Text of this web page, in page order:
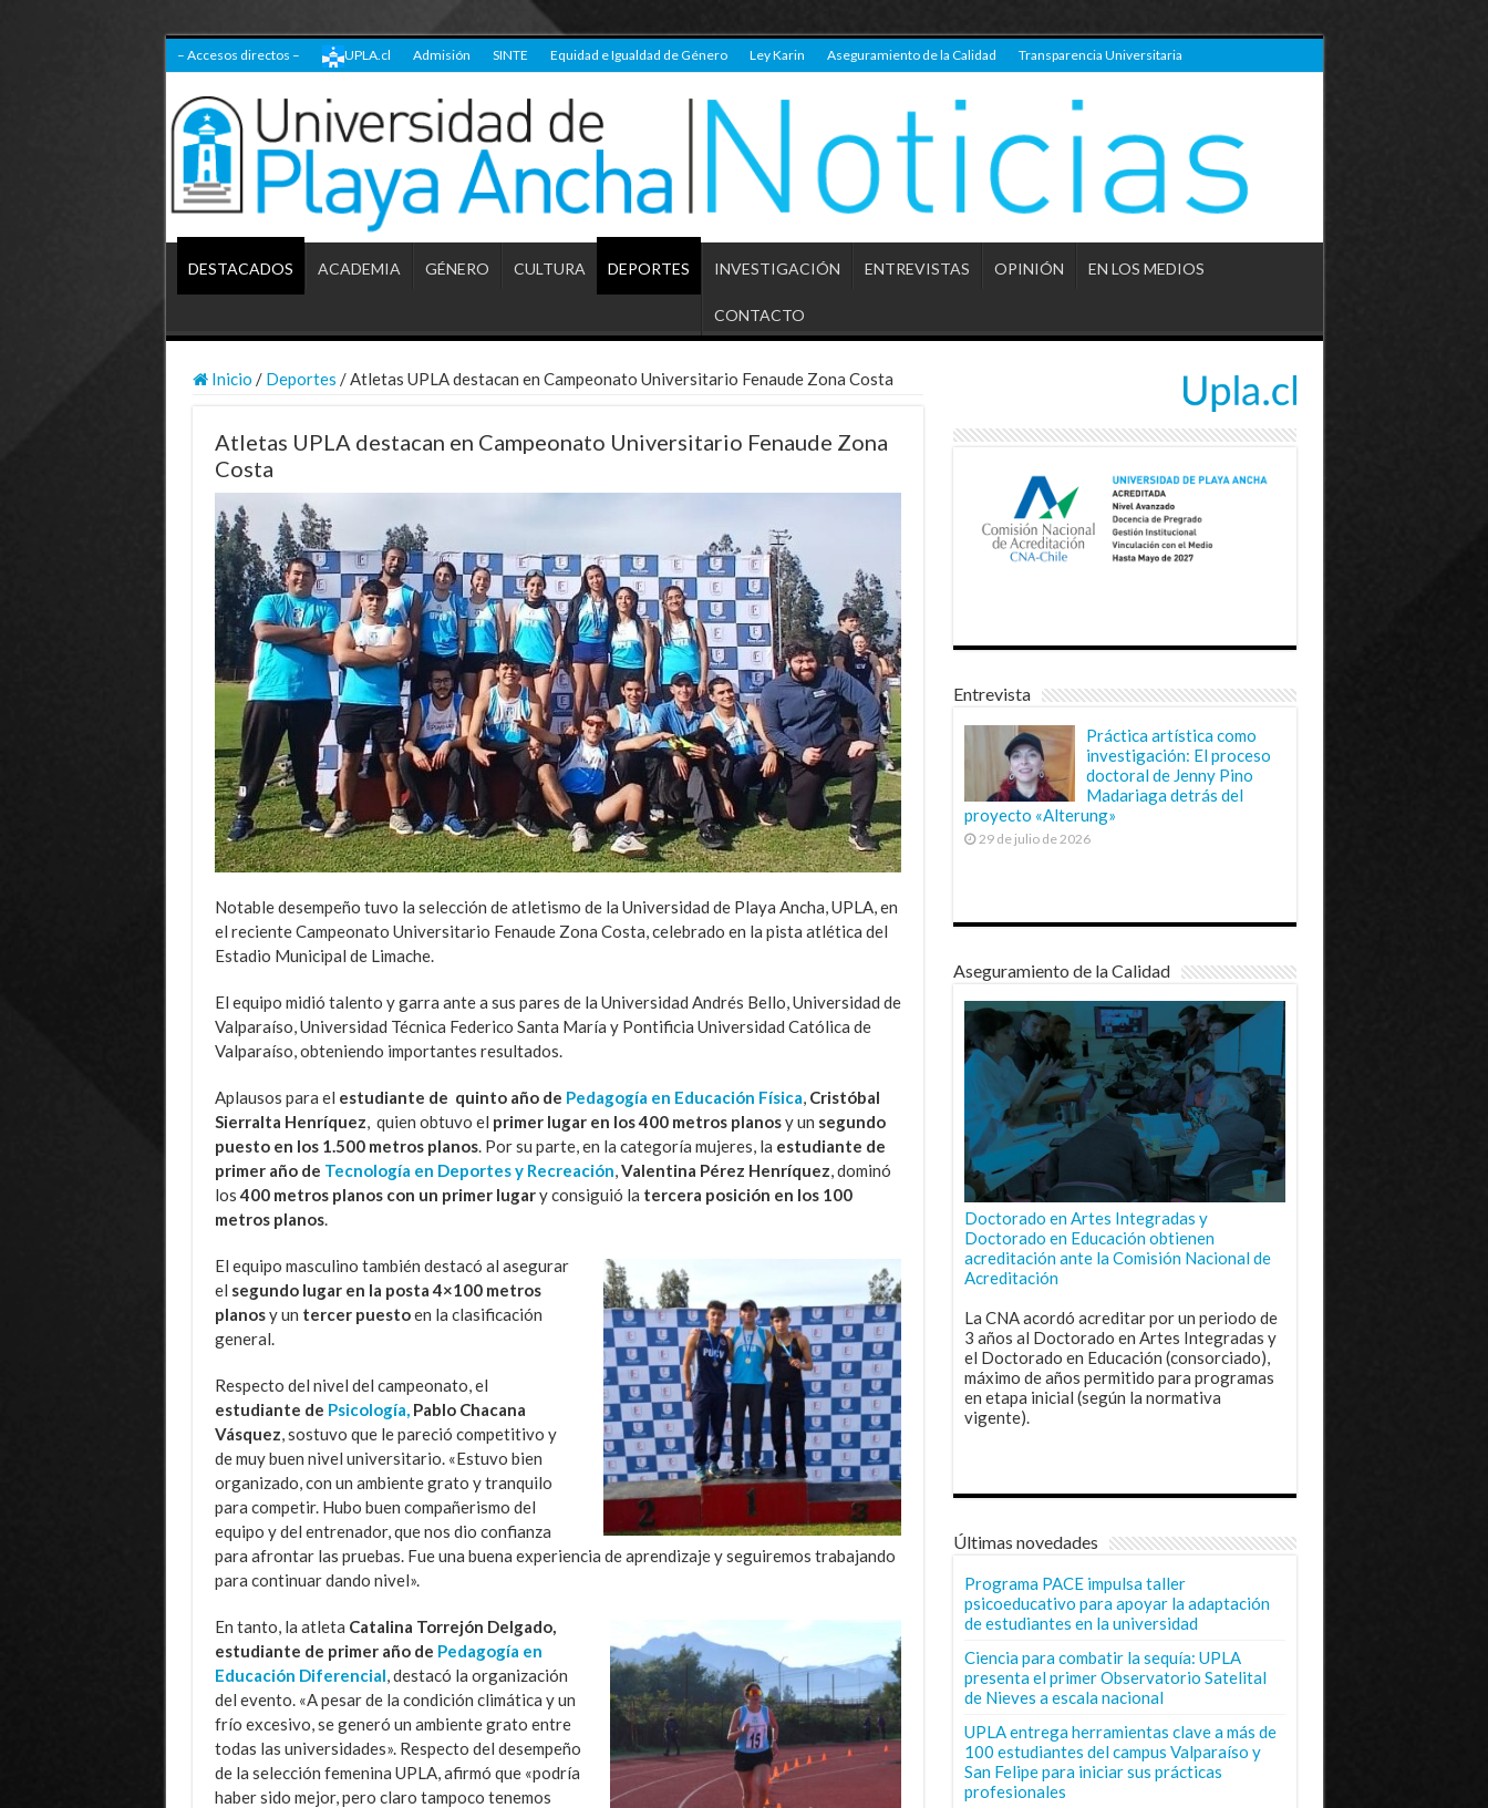
– Accesos directos – UPLA.cl Admisión SINTE Equidad e Igualdad de Género Ley Karin Aseguramiento de la Calidad Transparencia Universitaria
DESTACADOS ACADEMIA GÉNERO CULTURA DEPORTES INVESTIGACIÓN ENTREVISTAS OPINIÓN EN LOS MEDIOS
CONTACTO
Inicio / Deportes / Atletas UPLA destacan en Campeonato Universitario Fenaude Zona Costa
Atletas UPLA destacan en Campeonato Universitario Fenaude Zona
Costa
Notable desempeño tuvo la selección de atletismo de la Universidad de Playa Ancha, UPLA, en
el reciente Campeonato Universitario Fenaude Zona Costa, celebrado en la pista atlética del
Estadio Municipal de Limache.
El equipo midió talento y garra ante a sus pares de la Universidad Andrés Bello, Universidad de
Valparaíso, Universidad Técnica Federico Santa María y Pontificia Universidad Católica de
Valparaíso, obteniendo importantes resultados.
Aplausos para el estudiante de quinto año de Pedagogía en Educación Física Cristóbal
Sierralta Henríquez , quien obtuvo el primer lugar en los 400 metros planosy un segundo
puesto en los 1.500 metros planos. Por su parte, en la categoría mujeres, la estudiante de
primer año de Tecnología en Deportes y Recreación Valentina Pérez Henríquez , dominó
los400 metros planos con un primer lugary consiguió la tercera posición en los 100
metros planos.
El equipo masculino también destacó al asegurar
el segundo lugar en la posta 4×100 metros
planosy un tercer puestoen la clasificación
general.
Respecto del nivel del campeonato, el
estudiante de Psicología, Pablo Chacana
Vásquez , sostuvo que le pareció competitivo y
de muy buen nivel universitario. «Estuvo bien
organizado, con un ambiente grato y tranquilo
para competir. Hubo buen compañerismo del
equipo y del entrenador, que nos dio confianza
para afrontar las pruebas. Fue una buena experiencia de aprendizaje y seguiremos trabajando
para continuar dando nivel».
En tanto, la atleta Catalina Torrejón Delgado,
estudiante de primer año de Pedagogía en
Educación Diferencial , destacó la organización
del evento. «A pesar de la condición climática y un
frío excesivo, se generó un ambiente grato entre
todas las universidades». Respecto del desempeño
de la selección femenina UPLA, afirmó que «podría
haber sido mejor, pero claro tampoco tenemos
Entrevista
Práctica artística como
investigación: El proceso
doctoral de Jenny Pino
Madariaga detrás del
proyecto «Alterung»
29 de julio de 2026
Aseguramiento de la Calidad
Doctorado en Artes Integradas y
Doctorado en Educación obtienen
acreditación ante la Comisión Nacional de
Acreditación
La CNA acordó acreditar por un periodo de
3 años al Doctorado en Artes Integradas y
el Doctorado en Educación (consorciado),
máximo de años permitido para programas
en etapa inicial (según la normativa
vigente).
Últimas novedades
Programa PACE impulsa taller
psicoeducativo para apoyar la adaptación
de estudiantes en la universidad
Ciencia para combatir la sequía: UPLA
presenta el primer Observatorio Satelital
de Nieves a escala nacional
UPLA entrega herramientas clave a más de
100 estudiantes del campus Valparaíso y
San Felipe para iniciar sus prácticas
profesionales